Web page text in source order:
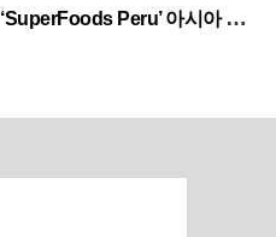
Peru’ 아시아 진출개척